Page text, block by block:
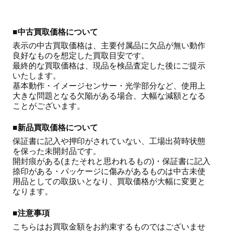
■中古買取価格について
表示の中古買取価格は、主要付属品に欠品が無い動作
良好なものを想定した買取目安です。
最終的な買取価格は、現品を検品査定した後にご提示
いたします。
基本動作・イメージセンサー・光学部分など、使用上
大きな問題となる欠陥がある場合、大幅な減額となる
ことがございます。
■新品買取価格について
保証書に記入や押印がされていない、工場出荷時状態
を保った未開封品です。
開封痕がある(またそれと思われるもの)・保証書に記入
捺印がある・パッケージに傷みがあるものは中古未使
用品としての取扱いとなり、買取価格が大幅に変更と
なります。
■注意事項
こちらはお買取金額をお約束するものではございませ